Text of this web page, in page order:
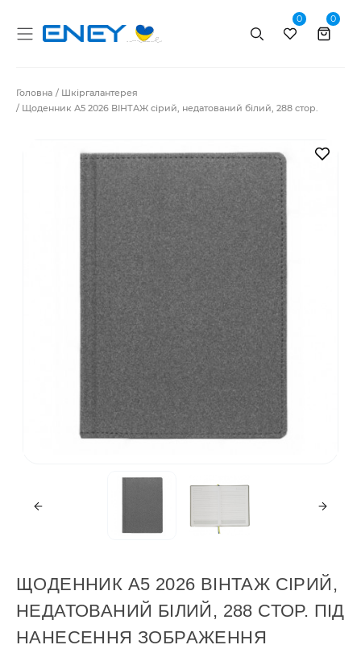
Пошук
0 0
Головна
Шкіргалантерея
Щоденник А5 2026 ВІНТАЖ сірий, недатований білий, 288 стор.
В
ЩОДЕННИК А5 2026 ВІНТАЖ СІРИЙ,
НЕДАТОВАНИЙ БІЛИЙ, 288 СТОР. ПІД
НАНЕСЕННЯ ЗОБРАЖЕННЯ